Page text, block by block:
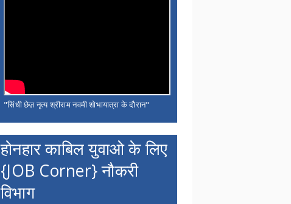
"सिंधी छेज़ नृत्य श्रीराम नवमी शोभायात्रा के दौरान"
होनहार काबिल युवाओ के लिए
{JOB Corner} नौकरी
विभाग